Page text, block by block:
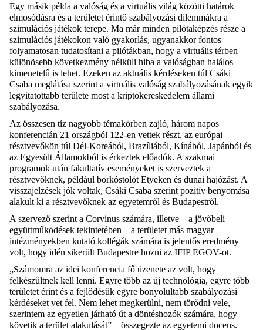
Egy másik példa a valóság és a virtuális világ közötti határok
elmosódásra és a területet érintő szabályozási dilemmákra a
szimulációs játékok terepe. Ma már minden pilótaképzés része a
szimulációs játékokon való gyakorlás, ugyanakkor fontos
folyamatosan tudatosítani a pilótákban, hogy a virtuális térben
különösebb következmény nélküli hiba a valóságban halálos
kimenetelű is lehet. Ezeken az aktuális kérdéseken túl Csáki
Csaba meglátása szerint a virtuális valóság szabályozásának egyik
legvitatottabb területe most a kriptokereskedelem állami
szabályozása.
Az összesen tíz nagyobb témakörben zajló, három napos
konferencián 21 országból 122-en vettek részt, az európai
résztvevőkön túl Dél-Koreából, Brazíliából, Kínából, Japánból és
az Egyesült Államokból is érkeztek előadók. A szakmai
programok után fakultatív eseményeket is szerveztek a
résztvevőknek, például borkóstolót Etyeken és dunai hajózást. A
visszajelzések jók voltak, Csáki Csaba szerint pozitív benyomása
alakult ki a résztvevőknek az egyetemről és Budapestről.
A szervező szerint a Corvinus számára, illetve – a jövőbeli
együttműködések tekintetében – a területet más magyar
intézményekben kutató kollégák számára is jelentős eredmény
volt, hogy idén sikerült Budapestre hozni az IFIP EGOV-ot.
„Számomra az idei konferencia fő üzenete az volt, hogy
felkészültnek kell lenni. Egyre több az új technológia, egyre több
területet érint és a fejlődésük egyre bonyolultabb szabályozási
kérdéseket vet fel. Nem lehet megkerülni, nem törődni vele,
szerintem az egyetlen járható út a döntéshozók számára, hogy
követik a terület alakulását” – összegezte az egyetemi docens.